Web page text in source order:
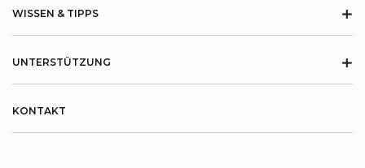
WISSEN & TIPPS +
UNTERSTÜTZUNG +
KONTAKT